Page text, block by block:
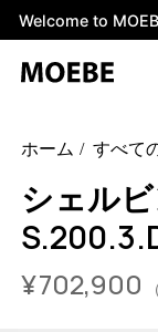
Welcome to
system-s-200-3-
S.200.3.D.OA.BL
0
ホーム すべて
シェル
¥702,900